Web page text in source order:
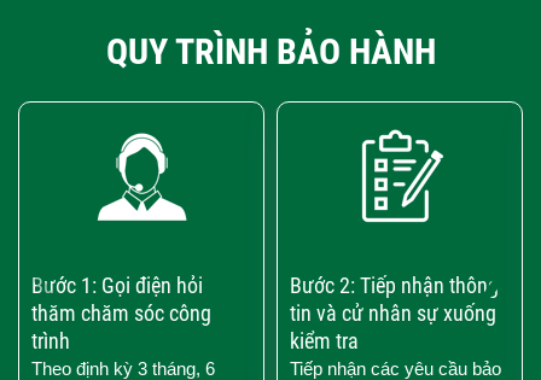
QUY TRÌNH BẢO HÀNH
Bước 1: Gọi điện hỏi
thăm chăm sóc công
trình
Theo định kỳ 3 tháng, 6
Bước 2: Tiếp nhận thông
tin và cử nhân sự xuống
kiểm tra
Tiếp nhận các yêu cầu bảo
›
‹